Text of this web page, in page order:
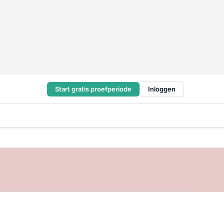
Start gratis proefperiode Inloggen